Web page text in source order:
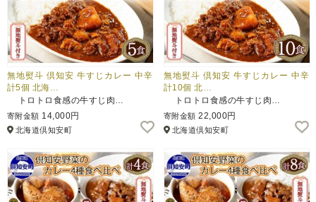
自治体から探す
ランキング
特集・おすすめ
ふるさと納税とは
控除額シミュレータ Q&A
無地熨斗 倶知安 牛すじカレー 中辛
計5個 北海…
トロトロ食感の牛すじ肉…
寄附金額 14,000円
北海道倶知安町
無地熨斗 倶知安 牛すじカレー 中辛
計10個 北…
トロトロ食感の牛すじ肉…
寄附金額 22,000円
北海道倶知安町